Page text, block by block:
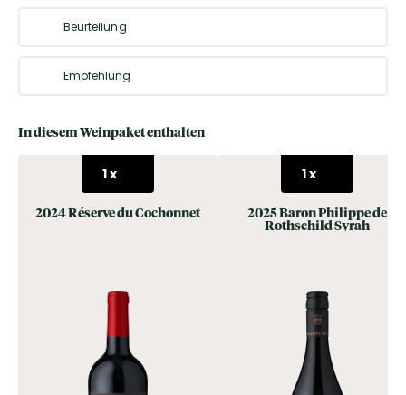
Beurteilung
ausgewogen, aromatisch und mit viel Charakter. Ideal, um die
Empfehlung
einer kräftigen Käseauswahl. Auch zu Pasta mit würzigen Saucen
ein echter Genuss.
In diesem Weinpaket enthalten
1x
2024 Réserve du Cochonnet
1x
2025 Baron Philippe de
Rothschild Syrah